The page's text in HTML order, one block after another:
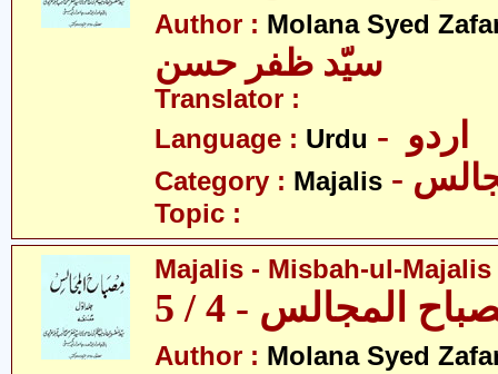
Author : Molana Syed
سیّد ظفر حسن
Translator :
Language : Urdu
Category : Majalis
Topic :
Majalis - Misbah-ul-Majalis
المجالس - 4 / 5
Author : Molana Syed